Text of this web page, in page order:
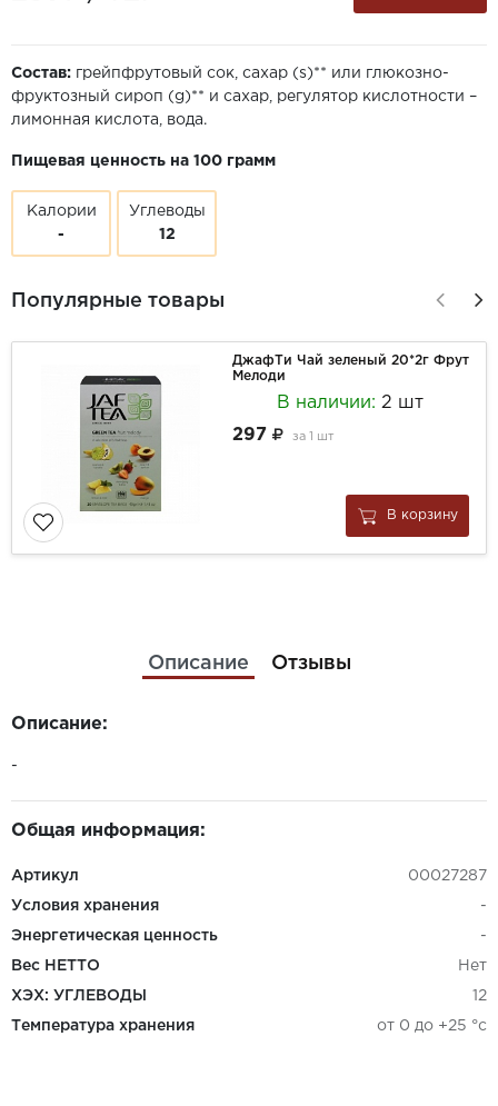
Состав: грейпфрутовый сок, сахар (s)** или глюкозно-
фруктозный сироп (g)** и сахар, регулятор кислотности –
лимонная кислота, вода.
Пищевая ценность на 100 грамм
Калории
-
Углеводы
12
Популярные товары
ДжафТи Чай зеленый 20*2г Фрут
Мелоди
В наличии:2 шт
297
за 1 шт
В корзину
Описание Отзывы
Описание:
-
Общая информация:
Артикул 00027287
Условия хранения -
Энергетическая ценность -
Вес НЕТТО Нет
ХЭХ: УГЛЕВОДЫ 12
Температура хранения от 0 до +25 °c